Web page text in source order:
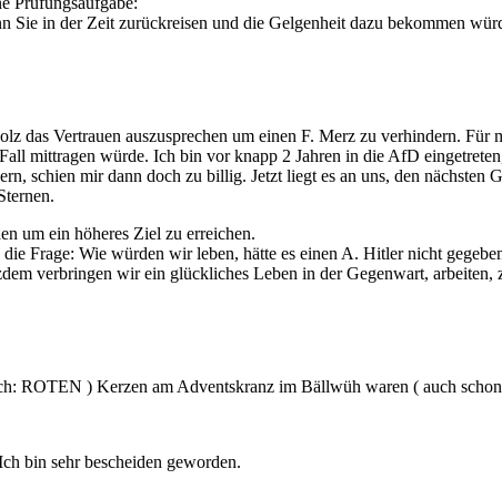
in der Zeit zurückreisen und die Gelgenheit dazu bekommen
das Vertrauen auszusprechen um einen F. Merz zu verhindern.
mittragen würde. Ich bin vor knapp 2 Jahren in die AfD
schien mir dann doch zu billig. Jetzt liegt es an uns, den
um ein höheres Ziel zu erreichen.
Frage: Wie würden wir leben, hätte es einen A. Hitler nicht
verbringen wir ein glückliches Leben in der Gegenwart,
ROTEN ) Kerzen am Adventskranz im Bällwüh waren ( auch schon
bin sehr bescheiden geworden.